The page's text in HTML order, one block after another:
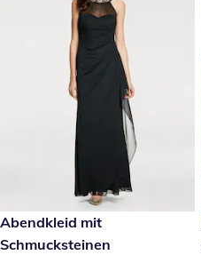
€ 179,00
Abendkleid mit
Schmucksteinen